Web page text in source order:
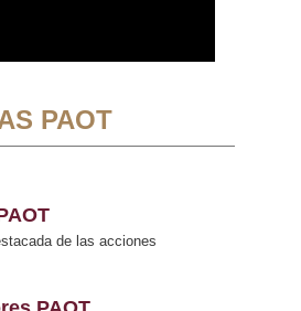
PAOT
de las acciones